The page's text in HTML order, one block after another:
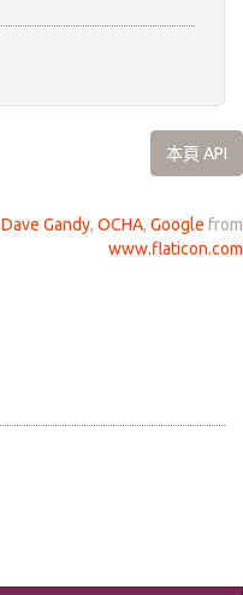
本頁 API
Dave Gandy, OCHA, Google from
www.flaticon.com